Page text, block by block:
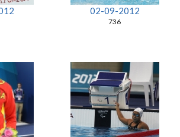
02-09-2012
736